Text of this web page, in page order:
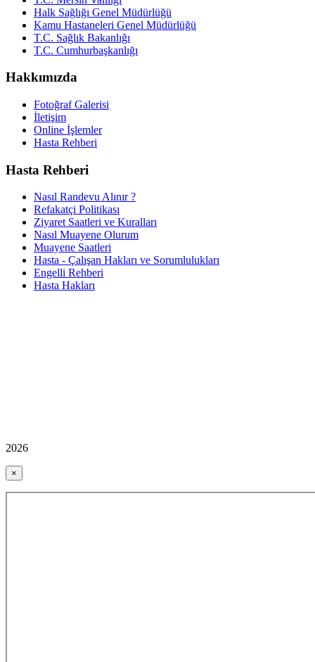
Halk Sağlığı Genel Müdürlüğü
Kamu Hastaneleri Genel Müdürlüğü
T.C. Sağlık Bakanlığı
T.C. Cumhurbaşkanlığı
Hakkımızda
Fotoğraf Galerisi
İletişim
Online İşlemler
Hasta Rehberi
Hasta Rehberi
Nasıl Randevu Alınır ?
Refakatçi Politikası
Ziyaret Saatleri ve Kuralları
Nasıl Muayene Olurum
Muayene Saatleri
Hasta - Çalışan Hakları ve Sorumlulukları
Engelli Rehberi
Hasta Hakları
2026
×